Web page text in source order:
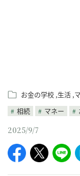
お金の学校 生活
相続
マネー
2025/9/7